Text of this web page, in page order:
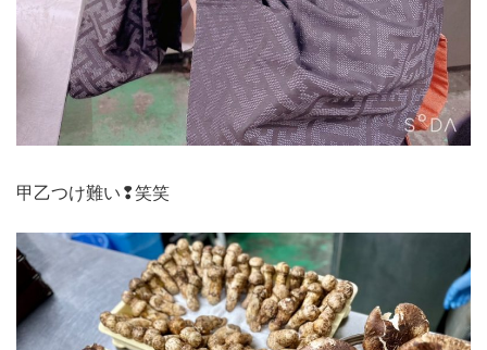
甲乙つけ難い❢笑笑